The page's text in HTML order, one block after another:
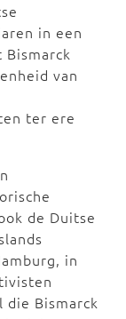
in een
van
ter ere
de Duitse
in
Bismarck